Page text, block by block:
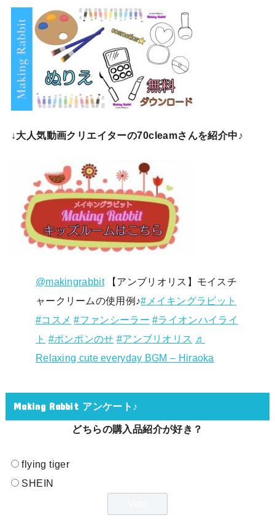
↓大人気動画クリエイターの70cleamさんを紹介中♪
@makingrabbit【アンブリオリス】モイスチ
ャークリームの使用例♪#メイキングラビット
#コスメ #ファンシーラー #ライオンハイライ
ト #ポンポンのせ #アンブリオリス
♬
Relaxing cute everyday BGM – Hiraoka
Making Rabbit アンケート♪
どちらの購入品紹介が好き？
flying tiger
SHEIN